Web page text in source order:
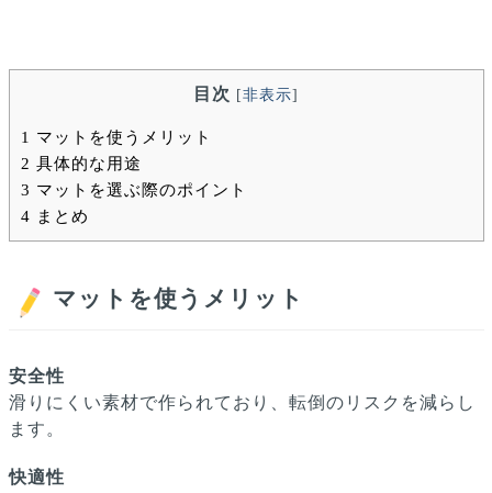
目次 [非表示]
1 マットを使うメリット
2 具体的な用途
3 マットを選ぶ際のポイント
4 まとめ
マットを使うメリット
安全性
滑りにくい素材で作られており、転倒のリスクを減らし
ます。
快適性